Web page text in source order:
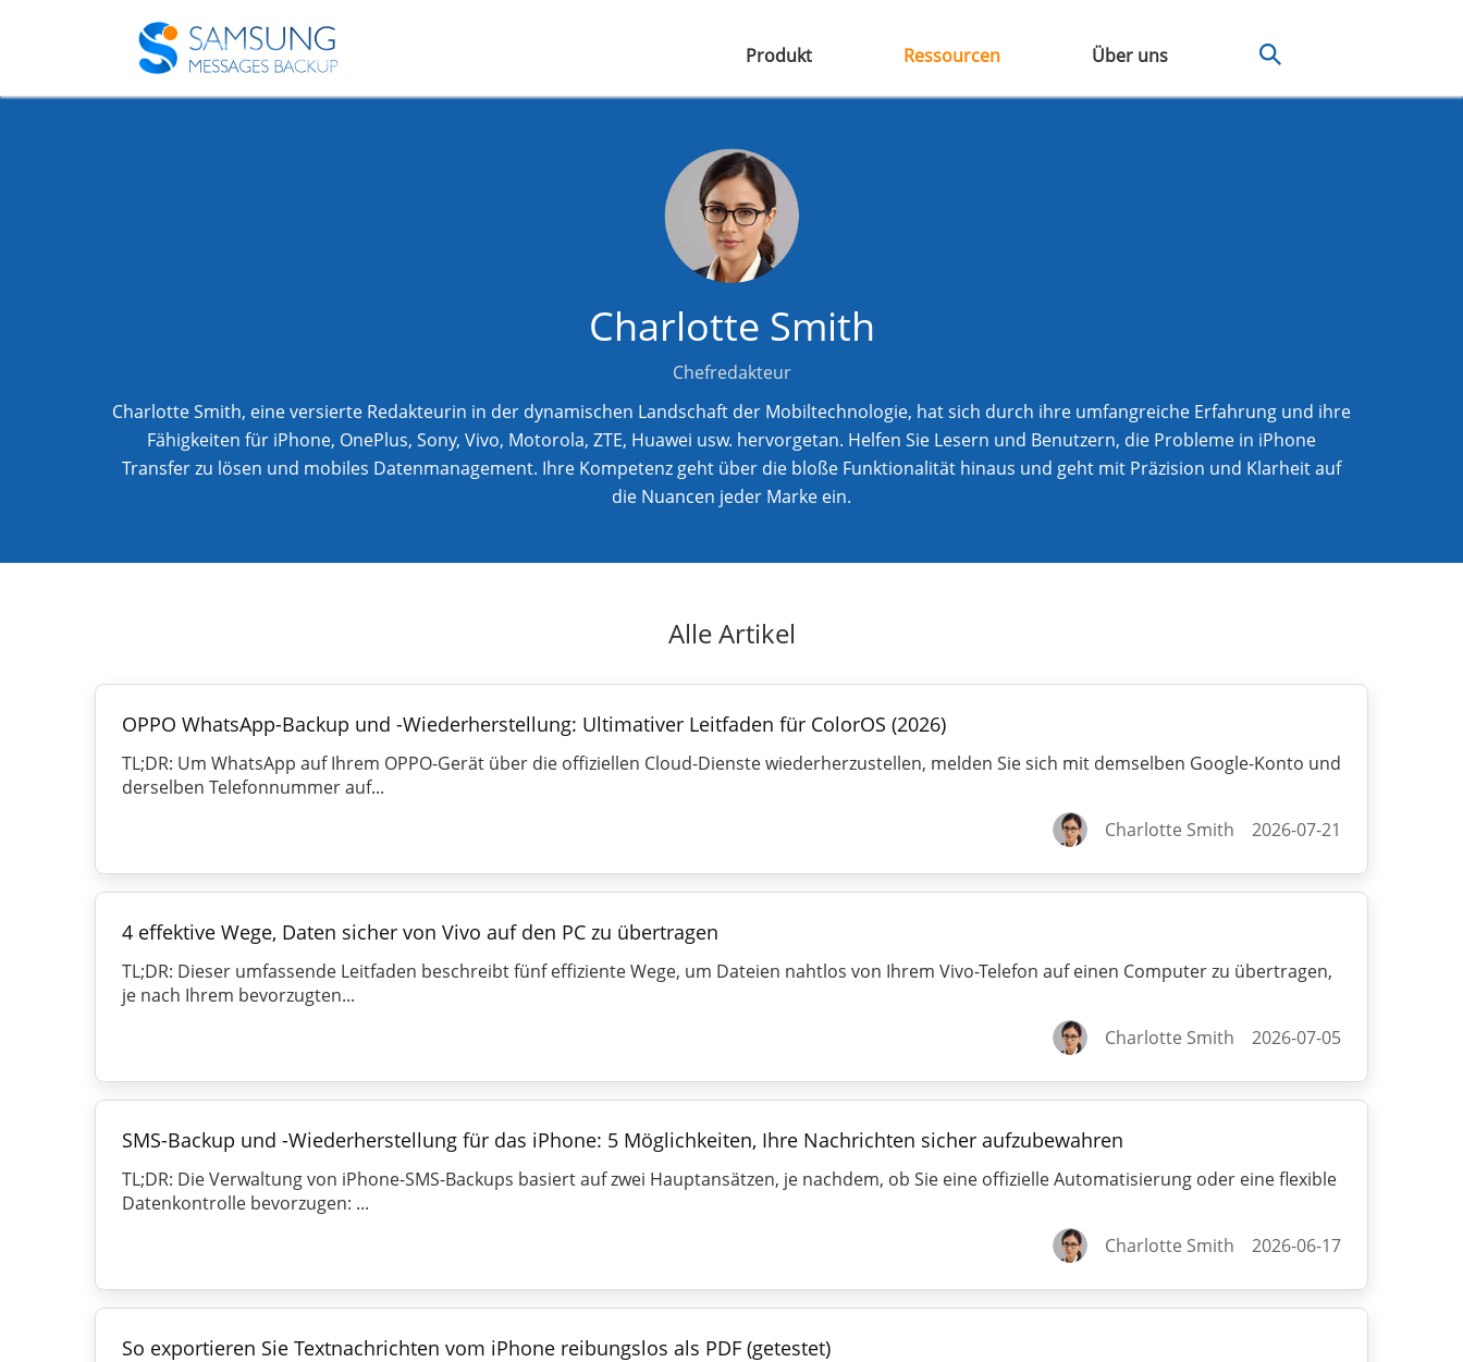
Produkt Ressourcen Über uns
Charlotte Smith
Chefredakteur
Charlotte Smith, eine versierte Redakteurin in der dynamischen Landschaft der Mobiltechnologie, hat sich durch ihre umfangreiche Erfahrung und ihre
Fähigkeiten für iPhone, OnePlus, Sony, Vivo, Motorola, ZTE, Huawei usw. hervorgetan. Helfen Sie Lesern und Benutzern, die Probleme in iPhone
Transfer zu lösen und mobiles Datenmanagement. Ihre Kompetenz geht über die bloße Funktionalität hinaus und geht mit Präzision und Klarheit auf
die Nuancen jeder Marke ein.
Alle Artikel
OPPO WhatsApp-Backup und -Wiederherstellung: Ultimativer Leitfaden für ColorOS (2026)
TL;DR: Um WhatsApp auf Ihrem OPPO-Gerät über die offiziellen Cloud-Dienste wiederherzustellen, melden Sie sich mit demselben Google-Konto und
derselben Telefonnummer auf...
Charlotte Smith
2026-07-21
4 effektive Wege, Daten sicher von Vivo auf den PC zu übertragen
TL;DR: Dieser umfassende Leitfaden beschreibt fünf effiziente Wege, um Dateien nahtlos von Ihrem Vivo-Telefon auf einen Computer zu übertragen,
je nach Ihrem bevorzugten...
Charlotte Smith
2026-07-05
SMS-Backup und -Wiederherstellung für das iPhone: 5 Möglichkeiten, Ihre Nachrichten sicher aufzubewahren
TL;DR: Die Verwaltung von iPhone-SMS-Backups basiert auf zwei Hauptansätzen, je nachdem, ob Sie eine offizielle Automatisierung oder eine flexible
Datenkontrolle bevorzugen: ...
Charlotte Smith
2026-06-17
So exportieren Sie Textnachrichten vom iPhone reibungslos als PDF (getestet)